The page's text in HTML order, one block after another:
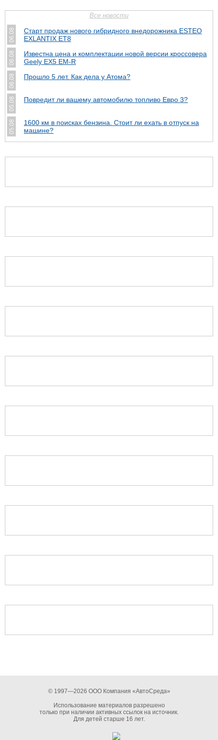
Все новости
06.08
Старт продаж нового гибридного внедорожника ESTEO
EXLANTIX ET8
06.08
Известна цена и комплектации новой версии кроссовера
Geely EX5 EM-R
06.08 Прошло 5 лет. Как дела у Атома?
05.08 Повредит ли вашему автомобилю топливо Евро 3?
05.08
1600 км в поисках бензина. Стоит ли ехать в отпуск на
машине?
© 1997—2026 ООО Компания «АвтоСреда»
Использование материалов разрешено
только при наличии активных ссылок на источник.
Для детей старше 16 лет.